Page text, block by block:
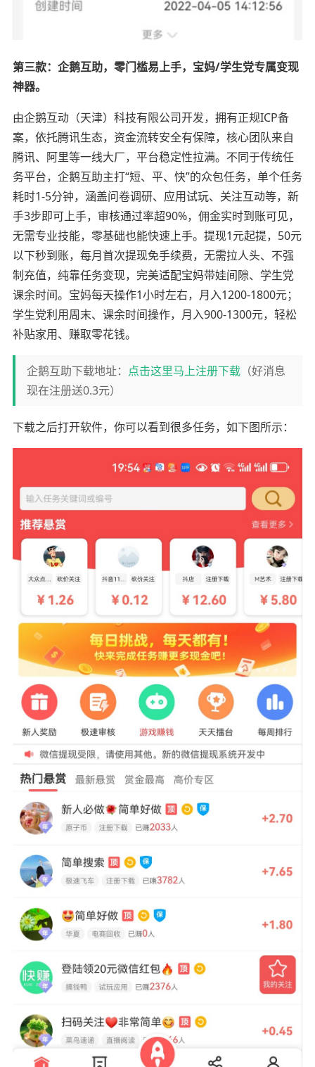
第三款：企鹅互助，零门槛易上手，宝妈/学生党专属变现
神器。
由企鹅互动（天津）科技有限公司开发，拥有正规ICP备
案，依托腾讯生态，资金流转安全有保障，核心团队来自
腾讯、阿里等一线大厂，平台稳定性拉满。不同于传统任
务平台，企鹅互助主打“短、平、快”的众包任务，单个任务
耗时1-5分钟，涵盖问卷调研、应用试玩、关注互动等，新
手3步即可上手，审核通过率超90%，佣金实时到账可见，
无需专业技能，零基础也能快速上手。提现1元起提，50元
以下秒到账，每月首次提现免手续费，无需拉人头、不强
制充值，纯靠任务变现，完美适配宝妈带娃间隙、学生党
课余时间。宝妈每天操作1小时左右，月入1200-1800元；
学生党利用周末、课余时间操作，月入900-1300元，轻松
补贴家用、赚取零花钱。
企鹅互助下载地址： 点击这里马上注册下载（好消息
现在注册送0.3元）
下载之后打开软件，你可以看到很多任务，如下图所示：